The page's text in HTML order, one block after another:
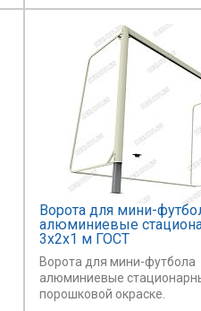
Ворота для мини-
алюминиевые
3х2х1 м ГОСТ
Ворота для мини-футбола
алюминиевые
порошковой окраске.